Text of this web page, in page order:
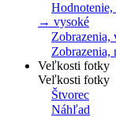
Hodnotenie,
→ vysoké
Veľkosti fotky
Veľkosti fotky
Štvorec
Náhľad